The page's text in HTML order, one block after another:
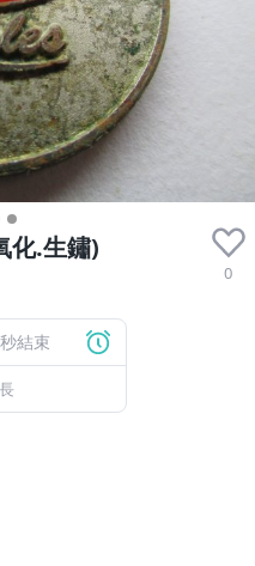
化.生鏽)
0
秒結束